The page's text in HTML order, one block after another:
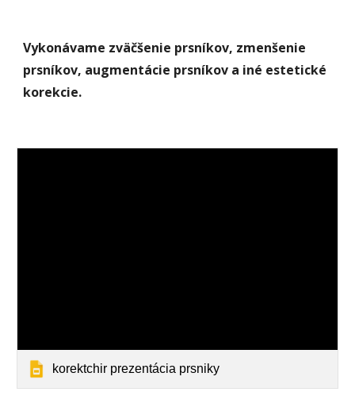
Vykonávame zväčšenie prsníkov, zmenšenie
prsníkov, augmentácie prsníkov a iné estetické
korekcie.
korektchir prezentácia prsniky